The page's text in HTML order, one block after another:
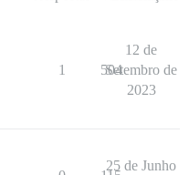
1 504
12 de
Setembro de
2023
25 de Junho